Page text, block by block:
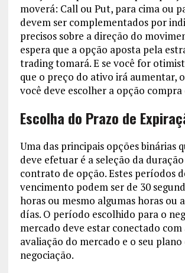
moverá: Call ou Put, para cima ou
devem ser complementados por
precisos sobre a direção do
espera que a opção aposta pela
trading tomará. E se você for
que o preço do ativo irá aumentar,
você deve escolher a opção compra
Escolha do Prazo de
Uma das principais opções binárias
deve efetuar é a seleção da
contrato de opção. Estes períodos
vencimento podem ser de 30
horas ou mesmo algumas horas ou
días. O período escolhido para o
mercado deve estar conectado com
avaliação do mercado e o seu plano
negociação.